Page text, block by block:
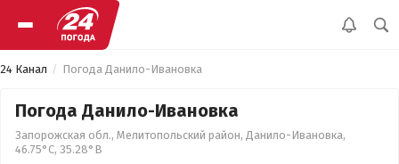
24 Канал Погода Данило-Ивановка
Погода Данило-Ивановка
Запорожская обл., Мелитопольский район, Данило-Ивановка,
46.75°С, 35.28°В